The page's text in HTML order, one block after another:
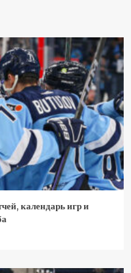
календарь игр и